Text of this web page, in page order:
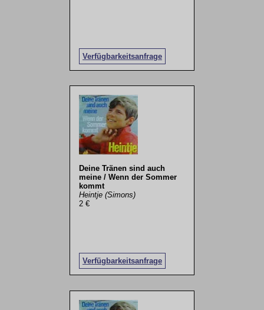
Verfügbarkeitsanfrage
Deine Tränen sind auch
meine / Wenn der Sommer
kommt
Heintje (Simons)
2 €
Verfügbarkeitsanfrage